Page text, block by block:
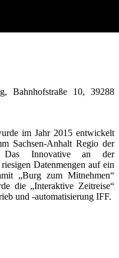
Bahnhofstraße 10, 39288
im Jahr 2015 entwickelt
Sachsen-Anhalt Regio der
Das Innovative an der
Datenmengen auf ein
„Burg zum Mitnehmen“
die „Interaktive Zeitreise“
und -automatisierung IFF.